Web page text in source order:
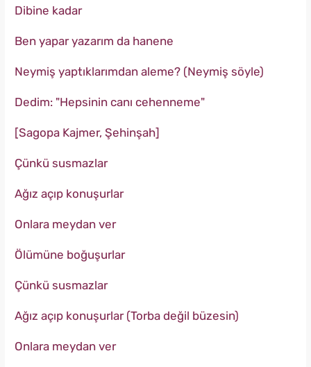
Dibine kadar
Ben yapar yazarım da hanene
Neymiş yaptıklarımdan aleme? (Neymiş söyle)
Dedim: "Hepsinin canı cehenneme"
[Sagopa Kajmer, Şehinşah]
Çünkü susmazlar
Ağız açıp konuşurlar
Onlara meydan ver
Ölümüne boğuşurlar
Çünkü susmazlar
Ağız açıp konuşurlar (Torba değil büzesin)
Onlara meydan ver